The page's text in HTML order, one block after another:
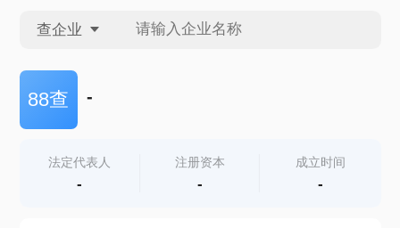
查企业
查企业
查产地
88查 -
法定代表人
-
注册资本
-
成立时间
-